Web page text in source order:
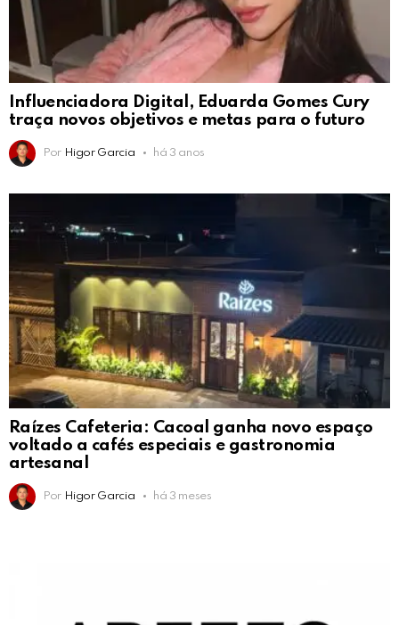
Influenciadora Digital, Eduarda Gomes Cury
traça novos objetivos e metas para o futuro
Por Higor Garcia há 3 anos
Raízes Cafeteria: Cacoal ganha novo espaço
voltado a cafés especiais e gastronomia
artesanal
Por Higor Garcia há 3 meses